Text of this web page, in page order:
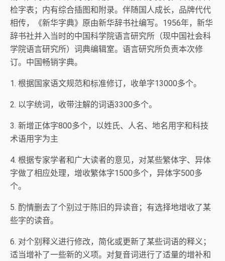
检字表；内有综合插图和附录。伴随国人成长，品牌代代
相传，《新华字典》原由新华辞书社编写。1956年，新华
辞书社并入当时的中国科学院语言研究所（现中国社会科
学院语言研究所）词典编辑室。语言研究所负责本次修
订。中国畅销字典。
1. 根据国家语文规范和标准修订，收单字13000多个。
2. 以字统词，收带注解的词语3300多个。
3. 新增正体字800多个，以姓氏、人名、地名用字和科技
术语用字为主
4. 根据专家学者和广大读者的意见，对某些繁体字、异体
字做了相应处理，增收繁体字1500多个，异体字500多
个。
5. 酌情删去了个别过于陈旧的异读音；有选择地增收了某
些字的读音。
6. 对个别释义进行修改，简化或更新了某些词语的释义；
适当增补了一些新的义项。对复音词进行了适量的增补和